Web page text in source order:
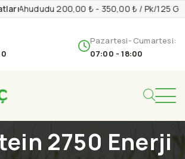
Ahududu 200,00 ₺ - 350,00 ₺ / Pk/125 G
Pazartesi- Cumartesi:
07:00 - 18:00
2750 Enerji